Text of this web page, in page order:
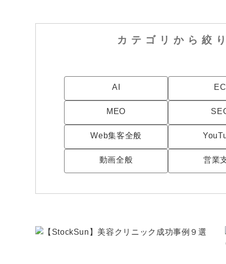
カテゴリから 絞
AI EC
MEO
Web集客全般
動画全般 営業